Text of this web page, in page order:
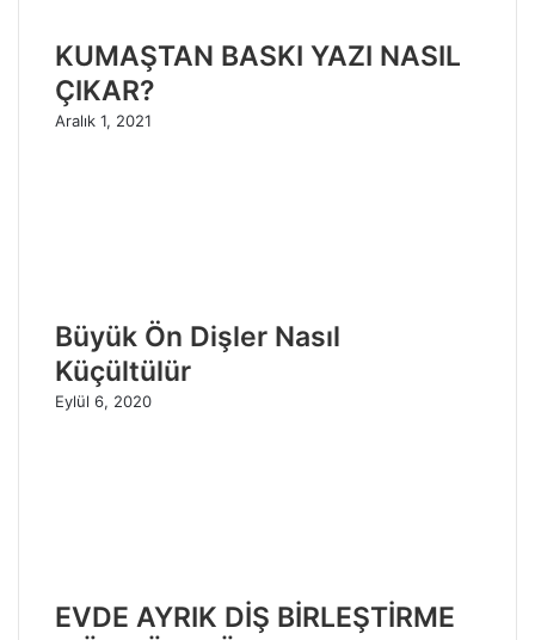
KUMAŞTAN BASKI YAZI NASIL
ÇIKAR?
Aralık 1, 2021
Büyük Ön Dişler Nasıl
Küçültülür
Eylül 6, 2020
EVDE AYRIK DİŞ BİRLEŞTİRME